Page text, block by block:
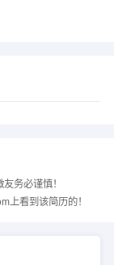
务必谨慎！
上看到该简历的！